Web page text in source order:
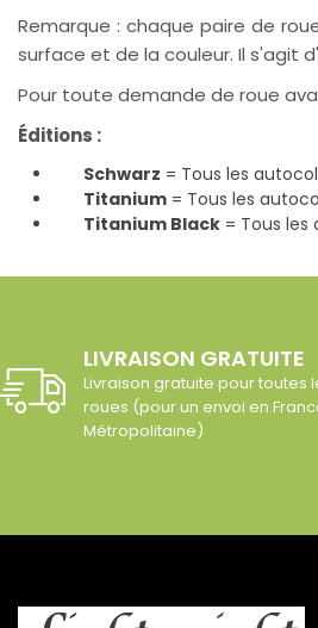
Remarque : chaque paire de
surface et de la couleur. Il s'agit
Pour toute demande de roue
Éditions :
Schwarz = Tous les
Titanium = Tous les
Titanium Black = Tous
LIVRAISON GRATUITE
Livraison gratuite pour toutes
roues (pour un envoi en
Métropolitaine)